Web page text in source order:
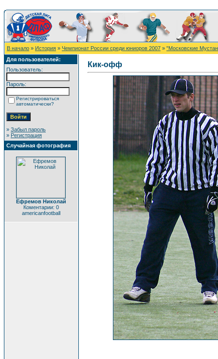
В начало » История » Чемпионат России среди юниоров 2007 » "Московские
Для пользователей:
Пользователь:
Пароль:
Регистрироваться
автоматически?
» Забыл пароль
» Регистрация
Случайная фотография
Ефремов Николай
Коментарии: 0
americanfootball
Кик-офф